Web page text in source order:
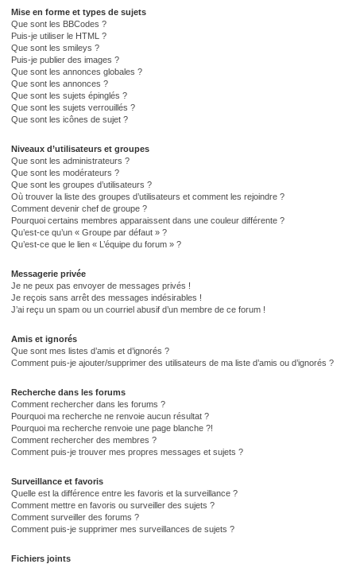
Mise en forme et types de sujets
Que sont les BBCodes ?
Puis-je utiliser le HTML ?
Que sont les smileys ?
Puis-je publier des images ?
Que sont les annonces globales ?
Que sont les annonces ?
Que sont les sujets épinglés ?
Que sont les sujets verrouillés ?
Que sont les icônes de sujet ?
Niveaux d’utilisateurs et groupes
Que sont les administrateurs ?
Que sont les modérateurs ?
Que sont les groupes d’utilisateurs ?
Où trouver la liste des groupes d’utilisateurs et comment les rejoindre ?
Comment devenir chef de groupe ?
Pourquoi certains membres apparaissent dans une couleur différente ?
Qu’est-ce qu’un « Groupe par défaut » ?
Qu’est-ce que le lien « L’équipe du forum » ?
Messagerie privée
Je ne peux pas envoyer de messages privés !
Je reçois sans arrêt des messages indésirables !
J’ai reçu un spam ou un courriel abusif d’un membre de ce forum !
Amis et ignorés
Que sont mes listes d’amis et d’ignorés ?
Comment puis-je ajouter/supprimer des utilisateurs de ma liste d’amis ou d’ignorés ?
Recherche dans les forums
Comment rechercher dans les forums ?
Pourquoi ma recherche ne renvoie aucun résultat ?
Pourquoi ma recherche renvoie une page blanche ?!
Comment rechercher des membres ?
Comment puis-je trouver mes propres messages et sujets ?
Surveillance et favoris
Quelle est la différence entre les favoris et la surveillance ?
Comment mettre en favoris ou surveiller des sujets ?
Comment surveiller des forums ?
Comment puis-je supprimer mes surveillances de sujets ?
Fichiers joints